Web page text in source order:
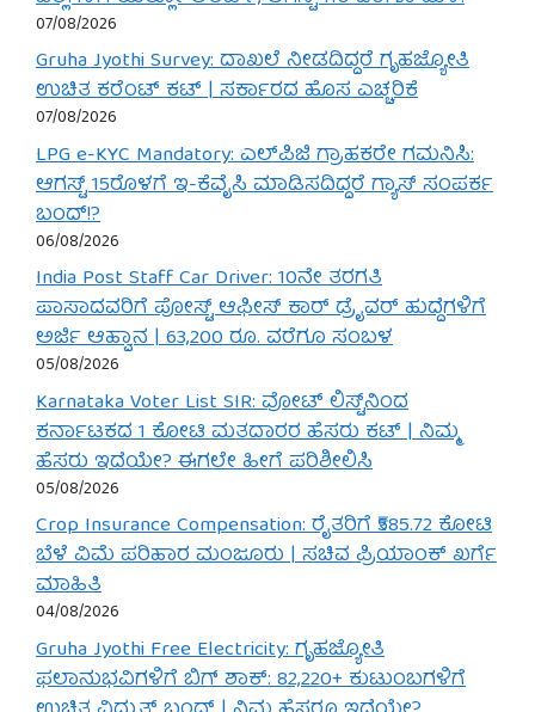
07/08/2026
Gruha Jyothi Survey: ದಾಖಲೆ ನೀಡದಿದ್ದರೆ ಗೃಹಜ್ಯೋತಿ
ಉಚಿತ ಕರೆಂಟ್ ಕಟ್ | ಸರ್ಕಾರದ ಹೊಸ ಎಚ್ಚರಿಕೆ
07/08/2026
LPG e-KYC Mandatory: ಎಲ್‌ಪಿಜಿ ಗ್ರಾಹಕರೇ ಗಮನಿಸಿ:
ಆಗಸ್ಟ್ 15ರೊಳಗೆ ಇ-ಕೆವೈಸಿ ಮಾಡಿಸದಿದ್ದರೆ ಗ್ಯಾಸ್ ಸಂಪರ್ಕ
ಬಂದ್!?
06/08/2026
India Post Staff Car Driver: 10ನೇ ತರಗತಿ
ಪಾಸಾದವರಿಗೆ ಪೋಸ್ಟ್ ಆಫೀಸ್ ಕಾರ್ ಡ್ರೈವರ್ ಹುದ್ದೆಗಳಿಗೆ
ಅರ್ಜಿ ಆಹ್ವಾನ | 63,200 ರೂ. ವರೆಗೂ ಸಂಬಳ
05/08/2026
Karnataka Voter List SIR: ವೋಟ್ ಲಿಸ್ಟ್‌ನಿಂದ
ಕರ್ನಾಟಕದ 1 ಕೋಟಿ ಮತದಾರರ ಹೆಸರು ಕಟ್ | ನಿಮ್ಮ
ಹೆಸರು ಇದೆಯೇ? ಈಗಲೇ ಹೀಗೆ ಪರಿಶೀಲಿಸಿ
05/08/2026
Crop Insurance Compensation: ರೈತರಿಗೆ ₹585.72 ಕೋಟಿ
ಬೆಳೆ ವಿಮೆ ಪರಿಹಾರ ಮಂಜೂರು | ಸಚಿವ ಪ್ರಿಯಾಂಕ್ ಖರ್ಗೆ
ಮಾಹಿತಿ
04/08/2026
Gruha Jyothi Free Electricity: ಗೃಹಜ್ಯೋತಿ
ಫಲಾನುಭವಿಗಳಿಗೆ ಬಿಗ್ ಶಾಕ್: 82,220+ ಕುಟುಂಬಗಳಿಗೆ